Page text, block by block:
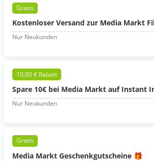
Gratis
Kostenloser Versand zur Media Markt
Nur Neukunden
10,00 € Rabatt
Spare 10€ bei Media Markt auf Instant
Nur Neukunden
Gratis
Media Markt Geschenkgutscheine 🎁